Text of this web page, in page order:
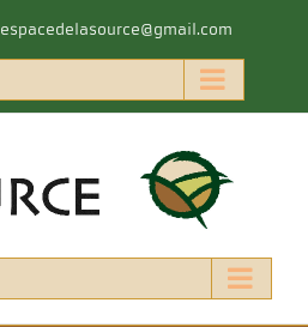
espacedelasource@gmail.com